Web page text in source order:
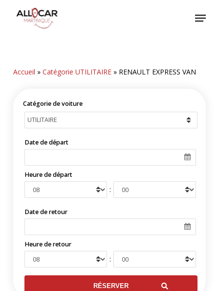
Menu
Accueil » Catégorie UTILITAIRE» RENAULT EXPRESS VAN
Catégorie de voiture
Date de départ
Heure de départ
:
Date de retour
Heure de retour
: